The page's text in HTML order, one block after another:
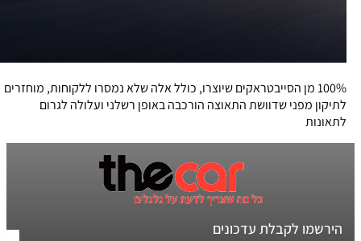
100% מן הסייבטראקים שיוצרו, כולל אלה שלא נמסרו ללקוחות, מוחזרים
לתיקון מפני שדוושת התאוצה הורכבה באופן רשלני ועלולה לגרום
לתאונות
הירשמו לקבלת עדכונים